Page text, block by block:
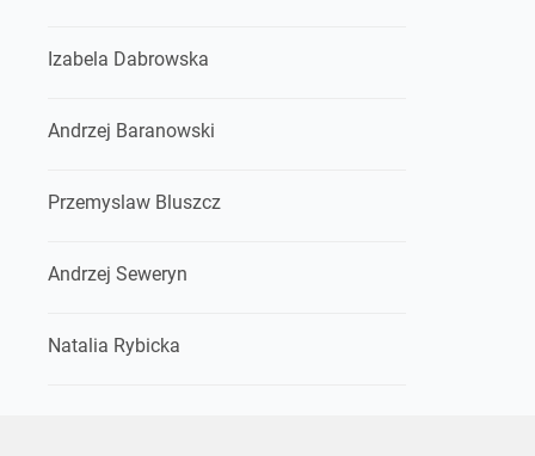
Izabela Dabrowska
Andrzej Baranowski
Przemyslaw Bluszcz
Andrzej Seweryn
Natalia Rybicka